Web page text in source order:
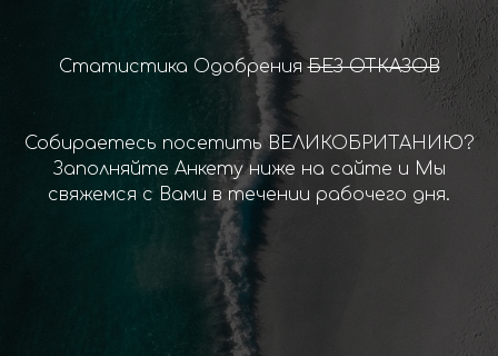
Статистика ОдобренияБЕЗ ОТКАЗОВ
Собираетесь посетить ВЕЛИКОБРИТАНИЮ?
Заполняйте Анкету ниже на сайте и Мы
свяжемся с Вами в течении рабочего дня.